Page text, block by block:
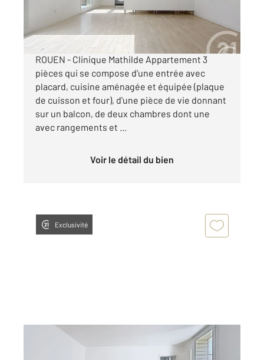
750 €
par mois charges comprises
ROUEN - Clinique Mathilde Appartement 3
pièces qui se compose d'une entrée avec
placard, cuisine aménagée et équipée (plaque
de cuisson et four), d'une pièce de vie donnant
sur un balcon, de deux chambres dont une
avec rangements et ...
Voir le détail du bien
Exclusivité